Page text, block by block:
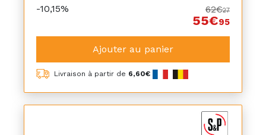
-10,15% 62€27
55€95
Ajouter au panier
Livraison à partir de 6,60€